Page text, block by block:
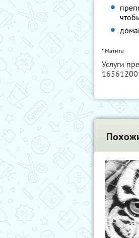
* Матита
Услуги